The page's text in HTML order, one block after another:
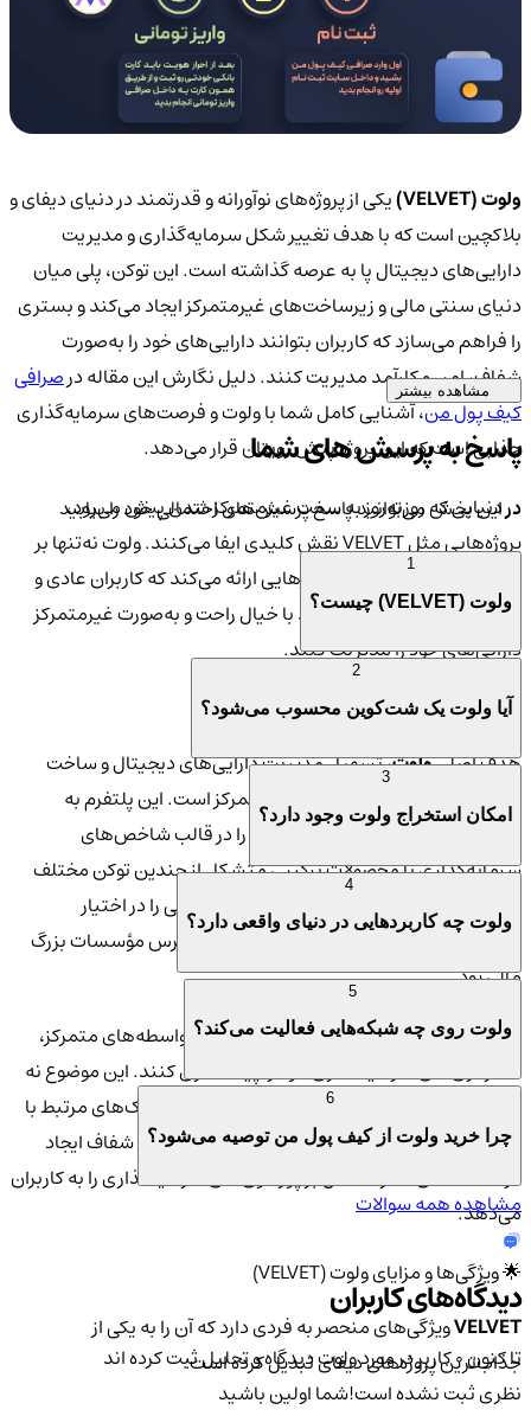
ولوت (VELVET)
یکی از پروژه‌های نوآورانه و قدرتمند در دنیای دیفای و
بلاکچین است که با هدف تغییر شکل سرمایه‌گذاری و مدیریت
دارایی‌های دیجیتال پا به عرصه گذاشته است. این توکن، پلی میان
دنیای سنتی مالی و زیرساخت‌های غیرمتمرکز ایجاد می‌کند و بستری
را فراهم می‌سازد که کاربران بتوانند دارایی‌های خود را به‌صورت
شفاف، امن و کارآمد مدیریت کنند. دلیل نگارش این مقاله درصرافی
کیف پول من، آشنایی کامل شما با ولوت و فرصت‌های سرمایه‌گذاری
جذابی است که این پروژه پیش رویتان قرار می‌دهد.
در دنیایی که روزبه‌روز به سمت غیرمتمرکز شدن پیش می‌رود،
پروژه‌هایی مثل VELVET نقش کلیدی ایفا می‌کنند. ولوت نه‌تنها بر
شفافیت تأکید دارد، بلکه ابزارهایی ارائه می‌کند که کاربران عادی و
سرمایه‌گذاران حرفه‌ای بتوانند با خیال راحت و به‌صورت غیرمتمرکز
دارایی‌های خود را مدیریت کنند.
💡 هدف و کارکرد پلتفرم ولوت (VELVET)
هدف اصلیولوت، تسهیل مدیریت دارایی‌های دیجیتال و ساخت
پورتفوی‌های متنوع در محیطی غیرمتمرکز است. این پلتفرم به
کاربران اجازه می‌دهد دارایی‌های خود را در قالب شاخص‌های
سرمایه‌گذاری یا محصولات ترکیبی متشکل از چندین توکن مختلف
مدیریت کنند. در واقع، ولوت قصد دارد ابزارهایی را در اختیار
سرمایه‌گذاران قرار دهد که پیش‌تر تنها در دسترس مؤسسات بزرگ
مالی بود.
از طریق ولوت، کاربران می‌توانند بدون نیاز به واسطه‌های متمرکز،
استراتژی‌های سرمایه‌گذاری خود را پیاده‌سازی کنند. این موضوع نه
تنها هزینه‌های معامله را کاهش می‌دهد بلکه ریسک‌های مرتبط با
اعتماد به شخص ثالث را از بین می‌برد. ولوت بستری شفاف ایجاد
کرده که امکان نظارت کامل بر پورتفوی‌های سرمایه‌گذاری را به کاربران
می‌دهد.
🌟 ویژگی‌ها و مزایای ولوت (VELVET)
VELVETویژگی‌های منحصر به فردی دارد که آن را به یکی از
جذاب‌ترین پروژه‌های دیفای تبدیل کرده است:
مشاهده بیشتر
پاسخ به پرسش های شما
در این بخش می‌توانید پاسخ پرسش‌های احتمالی خود را بیابید
ولوت (VELVET) چیست؟
آیا ولوت یک شت‌کوین محسوب می‌شود؟
امکان استخراج ولوت وجود دارد؟
ولوت چه کاربردهایی در دنیای واقعی دارد؟
ولوت روی چه شبکه‌هایی فعالیت می‌کند؟
چرا خرید ولوت از کیف پول من توصیه می‌شود؟
مشاهده همه سوالات
دیدگاه‌های کاربران
تا کنون 0 کاربر در مورد ولوتدیدگاه و تحلیل ثبت کرده اند
نظری ثبت نشده است!شما اولین باشید